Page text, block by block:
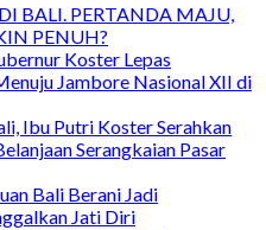
BALI. PERTANDA MAJU,
PENUH?
Koster Lepas
Jambore Nasional XII di
Ibu Putri Koster Serahkan
Serangkaian Pasar
Bali Berani Jadi
Jati Diri